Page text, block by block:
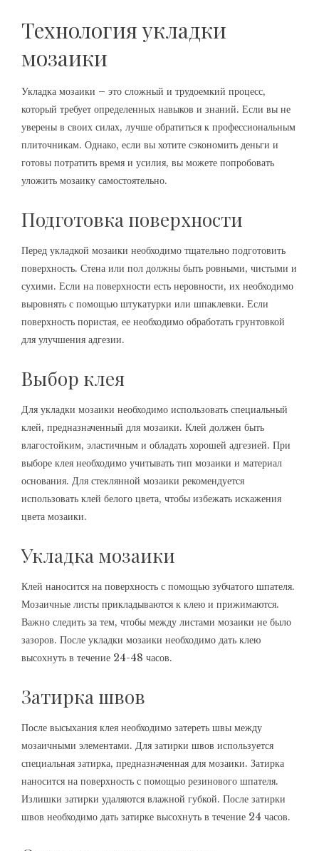
Технология укладки
мозаики
Укладка мозаики – это сложный и трудоемкий процесс,
который требует определенных навыков и знаний. Если вы не
уверены в своих силах, лучше обратиться к профессиональным
плиточникам. Однако, если вы хотите сэкономить деньги и
готовы потратить время и усилия, вы можете попробовать
уложить мозаику самостоятельно.
Подготовка поверхности
Перед укладкой мозаики необходимо тщательно подготовить
поверхность. Стена или пол должны быть ровными, чистыми и
сухими. Если на поверхности есть неровности, их необходимо
выровнять с помощью штукатурки или шпаклевки. Если
поверхность пористая, ее необходимо обработать грунтовкой
для улучшения адгезии.
Выбор клея
Для укладки мозаики необходимо использовать специальный
клей, предназначенный для мозаики. Клей должен быть
влагостойким, эластичным и обладать хорошей адгезией. При
выборе клея необходимо учитывать тип мозаики и материал
основания. Для стеклянной мозаики рекомендуется
использовать клей белого цвета, чтобы избежать искажения
цвета мозаики.
Укладка мозаики
Клей наносится на поверхность с помощью зубчатого шпателя.
Мозаичные листы прикладываются к клею и прижимаются.
Важно следить за тем, чтобы между листами мозаики не было
зазоров. После укладки мозаики необходимо дать клею
высохнуть в течение 24-48 часов.
Затирка швов
После высыхания клея необходимо затереть швы между
мозаичными элементами. Для затирки швов используется
специальная затирка, предназначенная для мозаики. Затирка
наносится на поверхность с помощью резинового шпателя.
Излишки затирки удаляются влажной губкой. После затирки
швов необходимо дать затирке высохнуть в течение 24 часов.